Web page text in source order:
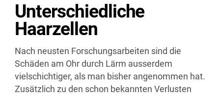
Unterschiedliche
Haarzellen
Nach neusten Forschungsarbeiten sind die
Schäden am Ohr durch Lärm ausserdem
vielschichtiger, als man bisher angenommen hat.
Zusätzlich zu den schon bekannten Verlusten